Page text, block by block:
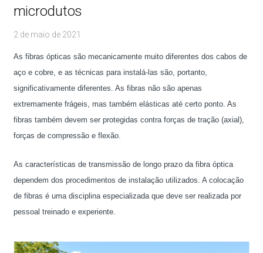
microdutos
2 de maio de 2021
As fibras ópticas são mecanicamente muito diferentes dos cabos de
aço e cobre, e as técnicas para instalá-las são, portanto,
significativamente diferentes. As fibras não são apenas
extremamente frágeis, mas também elásticas até certo ponto. As
fibras também devem ser protegidas contra forças de tração (axial),
forças de compressão e flexão.
As características de transmissão de longo prazo da fibra óptica
dependem dos procedimentos de instalação utilizados. A colocação
de fibras é uma disciplina especializada que deve ser realizada por
pessoal treinado e experiente.